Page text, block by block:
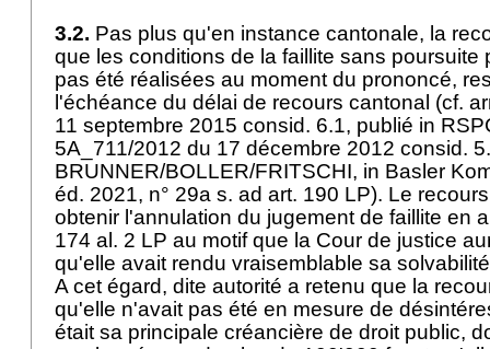
3.2. Pas plus qu'en instance cantonale, la
que les conditions de la faillite sans poursuite
pas été réalisées au moment du prononcé,
l'échéance du délai de recours cantonal (cf.
11 septembre 2015 consid. 6.1, publié in
5A_711/2012 du 17 décembre 2012 consid.
BRUNNER/BOLLER/FRITSCHI, in Basler
éd. 2021, n° 29a s. ad art. 190 LP). Le
obtenir l'annulation du jugement de faillite en
174 al. 2 LP au motif que la Cour de justice
qu'elle avait rendu vraisemblable sa
A cet égard, dite autorité a retenu que la
qu'elle n'avait pas été en mesure de
était sa principale créancière de droit public,